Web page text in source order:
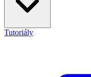
Tutoriály